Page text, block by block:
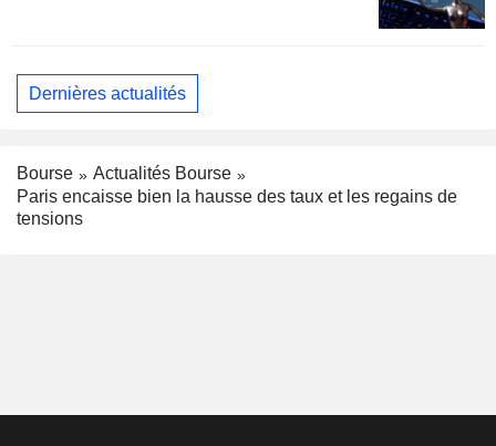
Dernières actualités
Bourse
Actualités Bourse
Paris encaisse bien la hausse des taux et les regains de
tensions